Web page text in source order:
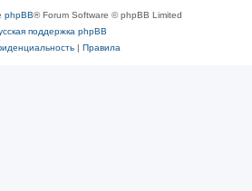
phpBB® Forum Software © phpBB Limited
поддержка phpBB
| Правила